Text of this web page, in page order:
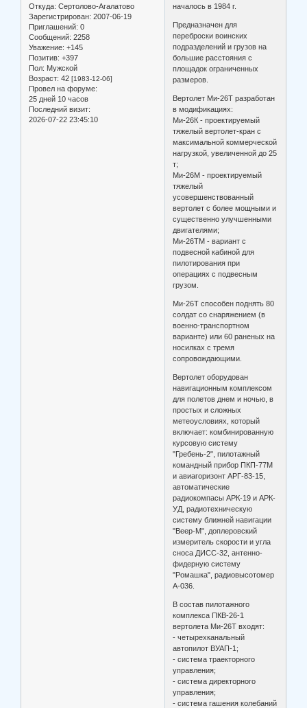
Откуда: Сертолово-Агалатово
Зарегистрирован: 2007-06-19
Приглашений: 0
Сообщений: 2258
Уважение: +145
Позитив: +397
Пол: Мужской
Возраст: 42 [1983-12-06]
Провел на форуме:
25 дней 10 часов
Последний визит:
2026-07-22 23:45:10
началось в 1984 г.
Предназначен для
переброски воинских
подразделений и грузов на
большие расстояния с
площадок ограниченных
размеров.
Вертолет Ми-26Т разработан
в модификациях:
Ми-26К - проектируемый
тяжелый вертолет-кран с
максимальной коммерческой
нагрузкой, увеличенной до 25
т;
Ми-26М - проектируемый
тяжелый
усовершенствованный
вертолет с более мощными и
существенно улучшенными
двигателями;
Ми-26ТМ - вариант с
подвесной кабиной для
пилотирования при
операциях с подвесным
грузом.
Ми-26Т способен поднять 80
солдат со снаряжением (в
военно-транспортном
варианте) или 60 раненых на
носилках с тремя
сопровождающими.
Вертолет оборудован
навигационным комплексом
для полетов днем и ночью, в
простых и сложных
метеоусловиях, который
включает: комбинированную
курсовую систему
"Гребень-2", пилотажный
командный прибор ПКП-77М
и авиагоризонт АРГ-83-15,
автоматические
радиокомпасы АРК-19 и АРК-
УД, радиотехническую
систему ближней навигации
"Веер-М", доплеровский
измеритель скорости и угла
сноса ДИСС-32, антенно-
фидерную систему
"Ромашка", радиовысотомер
А-036.
В состав пилотажного
комплекса ПКВ-26-1
вертолета Ми-26Т входят:
- четырехканальный
автопилот ВУАП-1;
- система траекторного
управления;
- система директорного
управления;
- система гашения колебаний